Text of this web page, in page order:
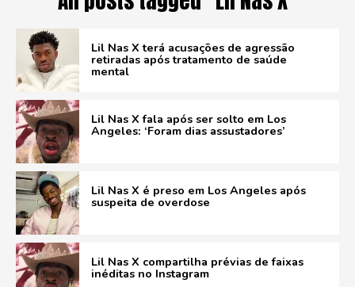
Lil Nas X terá acusações de agressão
retiradas após tratamento de saúde
mental
Lil Nas X fala após ser solto em Los
Angeles: ‘Foram dias assustadores’
Lil Nas X é preso em Los Angeles após
suspeita de overdose
Lil Nas X compartilha prévias de faixas
inéditas no Instagram